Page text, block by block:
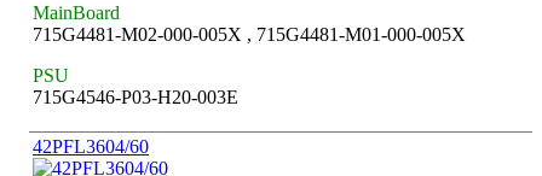
MainBoard
715G4481-M02-000-005X , 715G4481-M01-000-005X
PSU
715G4546-P03-H20-003E
42PFL3604/60